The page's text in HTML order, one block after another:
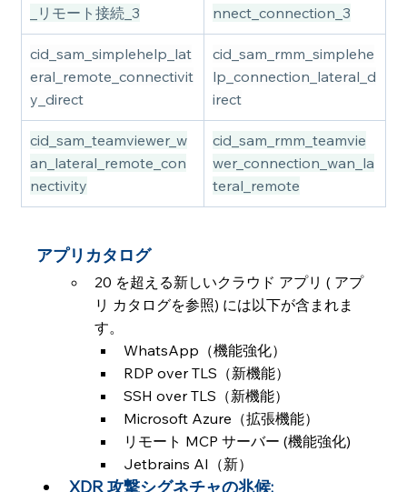
_リモート接続_3
nnect_connection_3
cid_sam_simplehelp_lat
eral_remote_connectivit
y_direct
cid_sam_rmm_simplehe
lp_connection_lateral_d
irect
cid_sam_teamviewer_w
an_lateral_remote_con
nectivity
cid_sam_rmm_teamvie
wer_connection_wan_la
teral_remote
アプリカタログ
20 を超える新しいクラウド アプリ ( アプ
リ カタログを参照) には以下が含まれま
す。
WhatsApp（機能強化）
RDP over TLS（新機能）
SSH over TLS（新機能）
Microsoft Azure（拡張機能）
リモート MCP サーバー (機能強化)
Jetbrains AI（新）
XDR 攻撃シグネチャの兆候: